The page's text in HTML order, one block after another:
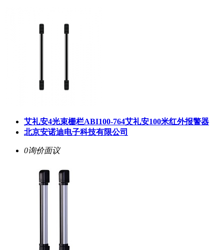
艾礼安4光束栅栏ABI100-764艾礼安100米红外报警器
北京安诺迪电子科技有限公司
0询价面议